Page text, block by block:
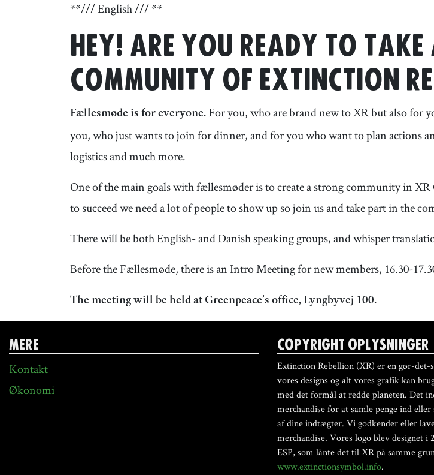
**/// English /// **
HEY! ARE YOU READY TO
COMMUNITY OF EXTINCTION
Fællesmøde is for everyone. For you, who are brand new to XR but also for
you, who just wants to join for dinner, and for you who want to plan actions
logistics and much more.
One of the main goals with fællesmøder is to create a strong community in
to succeed we need a lot of people to show up so join us and take part in the
There will be both English- and Danish speaking groups, and whisper
Before the Fællesmøde, there is an Intro Meeting for new members, 16.30-
The meeting will be held at Greenpeace’s office, Lyngbyvej 100.
MERE
Kontakt
Økonomi
COPYRIGHT OPLYSNINGER
Extinction Rebellion (XR) er en gør-det-
vores designs og alt vores grafik kan
med det formål at redde planeten. Det
merchandise for at samle penge ind
af dine indtægter. Vi godkender eller
merchandise. Vores logo blev designet i
ESP, som lånte det til XR på samme
www.extinctionsymbol.info.